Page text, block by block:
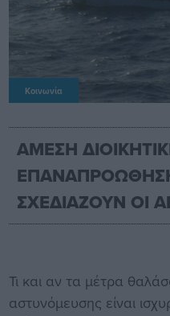
Κοινωνία
ΑΜΕΣΗ
ΣΧΕΔΙΑΖΟΥΝ ΟΙ
Τι και αν τα μέτρα
αστυνόμευσης είναι